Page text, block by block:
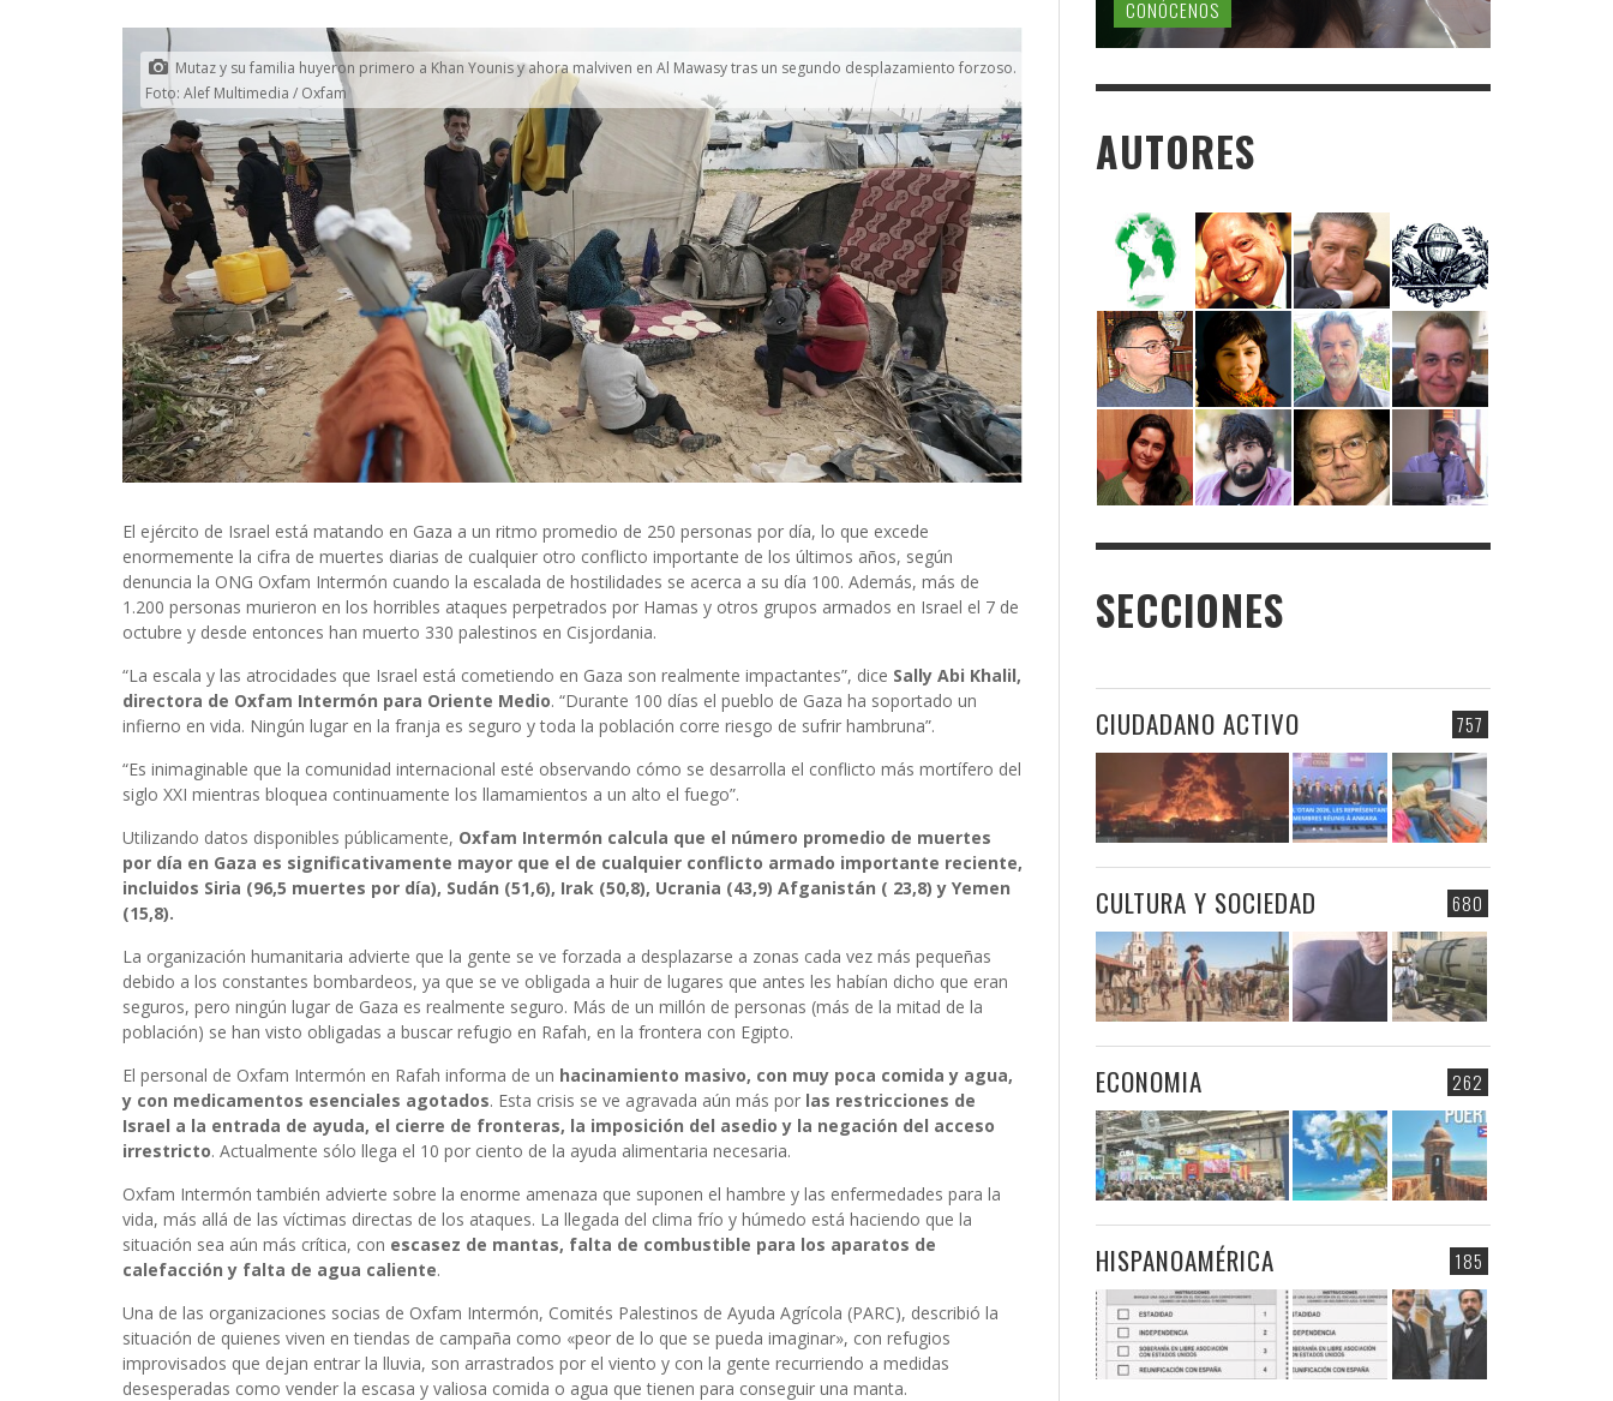
Mutaz y su familia huyeron primero a Khan Younis y ahora malviven en Al Mawasy tras un segundo desplazamiento forzoso.
Foto: Alef Multimedia / Oxfam
El ejército de Israel está matando en Gaza a un ritmo promedio de 250 personas por día, lo que excede
enormemente la cifra de muertes diarias de cualquier otro conflicto importante de los últimos años, según
denuncia la ONG Oxfam Intermón cuando la escalada de hostilidades se acerca a su día 100. Además, más de
1.200 personas murieron en los horribles ataques perpetrados por Hamas y otros grupos armados en Israel el 7 de
octubre y desde entonces han muerto 330 palestinos en Cisjordania.
“La escala y las atrocidades que Israel está cometiendo en Gaza son realmente impactantes”, dice Sally Abi Khalil,
directora de Oxfam Intermón para Oriente Medio. “Durante 100 días el pueblo de Gaza ha soportado un
infierno en vida. Ningún lugar en la franja es seguro y toda la población corre riesgo de sufrir hambruna”.
“Es inimaginable que la comunidad internacional esté observando cómo se desarrolla el conflicto más mortífero del
siglo XXI mientras bloquea continuamente los llamamientos a un alto el fuego”.
Utilizando datos disponibles públicamente, Oxfam Intermón calcula que el número promedio de muertes
por día en Gaza es significativamente mayor que el de cualquier conflicto armado importante reciente,
incluidos Siria (96,5 muertes por día), Sudán (51,6), Irak (50,8), Ucrania (43,9) Afganistán ( 23,8) y Yemen
(15,8).
La organización humanitaria advierte que la gente se ve forzada a desplazarse a zonas cada vez más pequeñas
debido a los constantes bombardeos, ya que se ve obligada a huir de lugares que antes les habían dicho que eran
seguros, pero ningún lugar de Gaza es realmente seguro. Más de un millón de personas (más de la mitad de la
población) se han visto obligadas a buscar refugio en Rafah, en la frontera con Egipto.
El personal de Oxfam Intermón en Rafah informa de un hacinamiento masivo, con muy poca comida y agua,
y con medicamentos esenciales agotados. Esta crisis se ve agravada aún más por las restricciones de
Israel a la entrada de ayuda, el cierre de fronteras, la imposición del asedio y la negación del acceso
irrestricto. Actualmente sólo llega el 10 por ciento de la ayuda alimentaria necesaria.
Oxfam Intermón también advierte sobre la enorme amenaza que suponen el hambre y las enfermedades para la
vida, más allá de las víctimas directas de los ataques. La llegada del clima frío y húmedo está haciendo que la
situación sea aún más crítica, con escasez de mantas, falta de combustible para los aparatos de
calefacción y falta de agua caliente.
Una de las organizaciones socias de Oxfam Intermón, Comités Palestinos de Ayuda Agrícola (PARC), describió la
situación de quienes viven en tiendas de campaña como «peor de lo que se pueda imaginar», con refugios
improvisados que dejan entrar la lluvia, son arrastrados por el viento y con la gente recurriendo a medidas
desesperadas como vender la escasa y valiosa comida o agua que tienen para conseguir una manta.
CONÓCENOS
AUTORES
SECCIONES
757
CIUDADANO ACTIVO
680
CULTURA Y SOCIEDAD
262
ECONOMIA
185
HISPANOAMÉRICA